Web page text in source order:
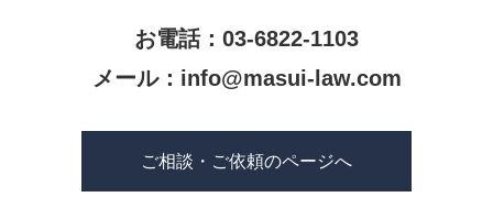
お電話：03-6822-1103
メール： info@masui-law.com
ご相談・ご依頼のページへ